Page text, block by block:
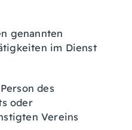
genannten
im Dienst
des
oder
Vereins